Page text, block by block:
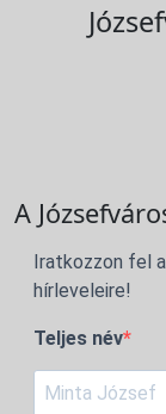
A
Iratkozzon fel
hírleveleire!
Teljes név